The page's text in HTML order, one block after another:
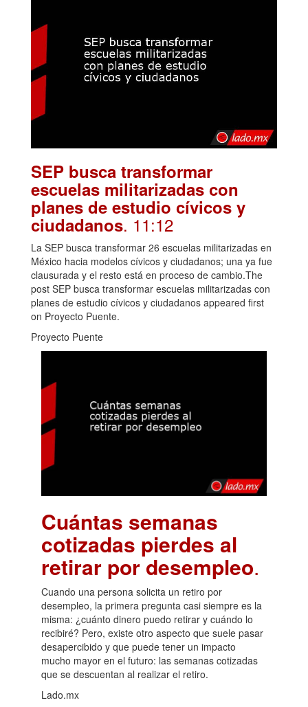
SEP busca transformar
escuelas militarizadas con
planes de estudio cívicos y
ciudadanos. 11:12
La SEP busca transformar 26 escuelas militarizadas en
México hacia modelos cívicos y ciudadanos; una ya fue
clausurada y el resto está en proceso de cambio.The
post SEP busca transformar escuelas militarizadas con
planes de estudio cívicos y ciudadanos appeared first
on Proyecto Puente.
Proyecto Puente
Cuántas semanas
cotizadas pierdes al
retirar por desempleo.
Cuando una persona solicita un retiro por
desempleo, la primera pregunta casi siempre es la
misma: ¿cuánto dinero puedo retirar y cuándo lo
recibiré? Pero, existe otro aspecto que suele pasar
desapercibido y que puede tener un impacto
mucho mayor en el futuro: las semanas cotizadas
que se descuentan al realizar el retiro.
Lado.mx